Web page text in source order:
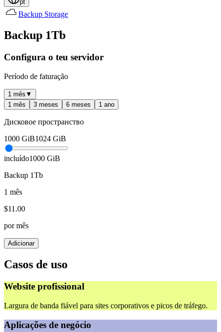
pt
Backup Storage
Backup 1Tb
Configura o teu servidor
Período de faturação
1 mês ▼
1 mês
3 meses 6 meses 1 ano
Дисковое пространство
1000 GiB1024 GiB
incluído1000 GiB
Backup 1Tb
1 mês
$11.00
por mês
Adicionar
Casos de uso
Website profissional
Largura de banda fiável para sites corporativos e picos de tráfego.
Aplicações de negócio